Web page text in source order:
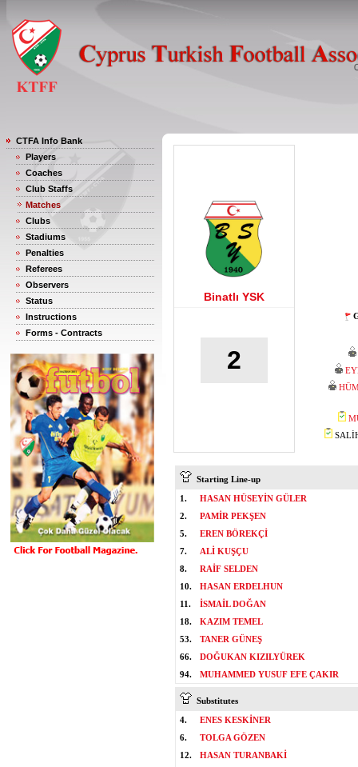
CTFA Info Bank
Players
Coaches
Club Staffs
Matches
Clubs
Stadiums
Penalties
Referees
Observers
Status
Instructions
Forms - Contracts
Binatlı YSK
2
Starting Line-up
1.
HASAN HÜSEYİN GÜLER
2.
PAMİR PEKŞEN
5.
EREN BÖREKÇİ
7.
ALİ KUŞÇU
8.
RAİF SELDEN
10.
HASAN ERDELHUN
11.
İSMAİL DOĞAN
18.
KAZIM TEMEL
53.
TANER GÜNEŞ
66.
DOĞUKAN KIZILYÜREK
94.
MUHAMMED YUSUF EFE ÇAKIR
Substitutes
4.
ENES KESKİNER
6.
TOLGA GÖZEN
12.
HASAN TURANBAKİ